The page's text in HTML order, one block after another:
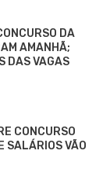
DA
AMANHÃ;
DAS VAGAS
CONCURSO
SALÁRIOS VÃO